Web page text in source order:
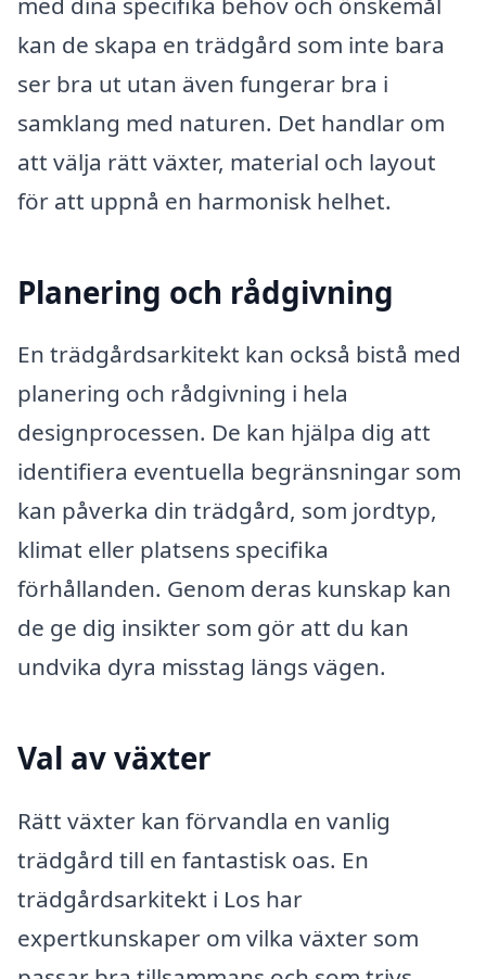
kan de skapa en trädgård som inte bara
ser bra ut utan även fungerar bra i
samklang med naturen. Det handlar om
att välja rätt växter, material och layout
för att uppnå en harmonisk helhet.
Planering och rådgivning
En trädgårdsarkitekt kan också bistå med
planering och rådgivning i hela
designprocessen. De kan hjälpa dig att
identifiera eventuella begränsningar som
kan påverka din trädgård, som jordtyp,
klimat eller platsens specifika
förhållanden. Genom deras kunskap kan
de ge dig insikter som gör att du kan
undvika dyra misstag längs vägen.
Val av växter
Rätt växter kan förvandla en vanlig
trädgård till en fantastisk oas. En
trädgårdsarkitekt i Los har
expertkunskaper om vilka växter som